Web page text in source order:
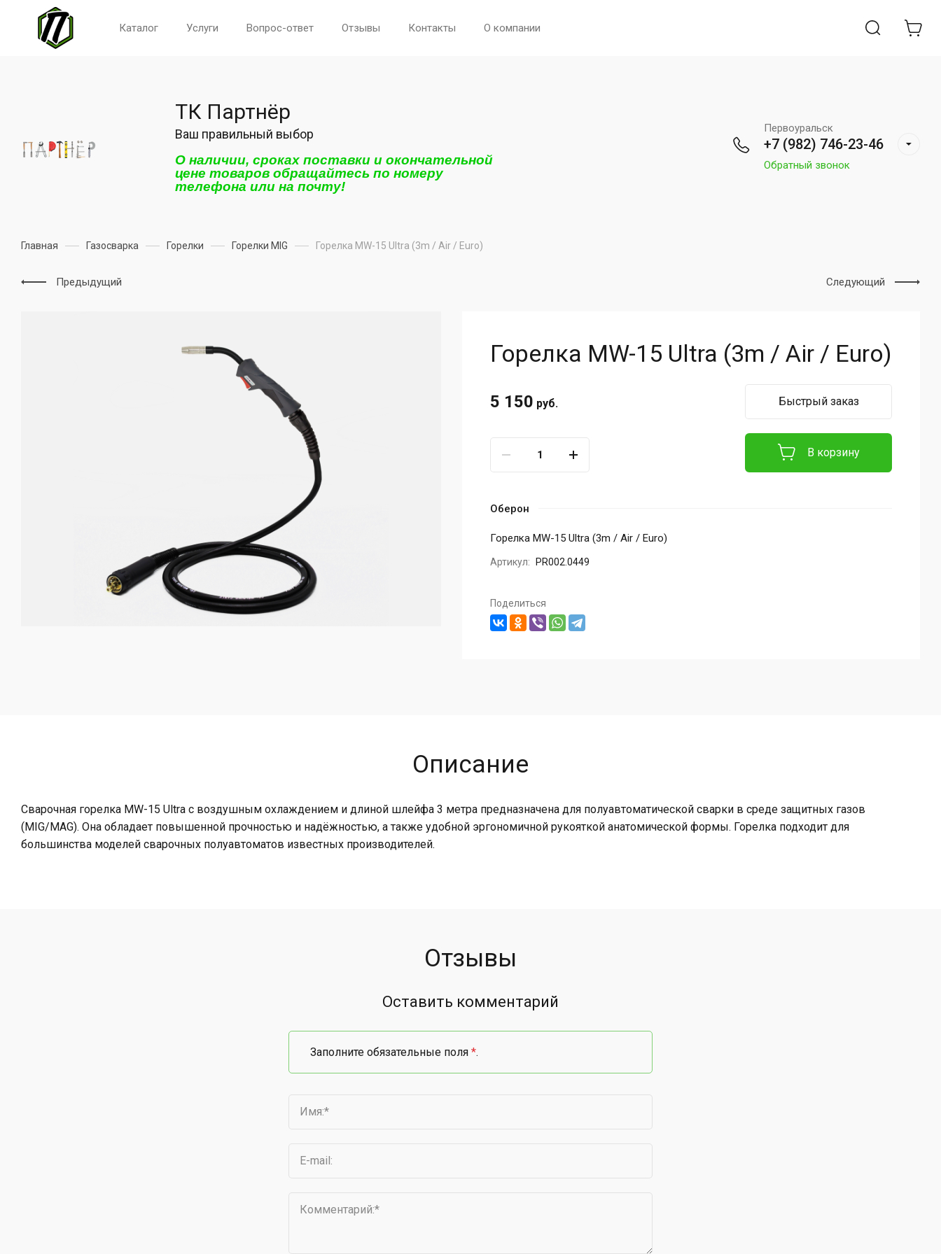
Каталог Услуги Вопрос-ответ Отзывы Контакты О компании
ТК Партнёр
Ваш правильный выбор
О наличии, сроках поставки и окончательной
цене товаров обращайтесь по номеру
телефона или на почту!
Первоуральск
+7 (982) 746-23-46
Обратный звонок
Главная Газосварка Горелки Горелки MIG Горелка MW-15 Ultra (3m / Air / Euro)
Предыдущий Следующий
Горелка MW-15 Ultra (3m / Air / Euro)
5 150 руб.
В корзину
Быстрый заказ
Оберон
Горелка MW-15 Ultra (3m / Air / Euro)
Артикул: PR002.0449
Поделиться
Описание
Сварочная горелка MW-15 Ultra с воздушным охлаждением и длиной шлейфа 3 метра предназначена для полуавтоматической сварки в среде защитных газов
(MIG/MAG). Она обладает повышенной прочностью и надёжностью, а также удобной эргономичной рукояткой анатомической формы. Горелка подходит для
большинства моделей сварочных полуавтоматов известных производителей.
Отзывы
Оставить комментарий
Заполните обязательные поля *.